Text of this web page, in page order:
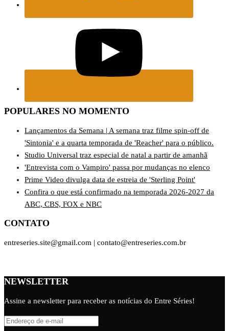
POPULARES NO MOMENTO
Lançamentos da Semana | A semana traz filme spin-off de
'Sintonia' e a quarta temporada de 'Reacher' para o público.
Studio Universal traz especial de natal a partir de amanhã
'Entrevista com o Vampiro' passa por mudanças no elenco
Prime Video divulga data de estreia de 'Sterling Point'
Confira o que está confirmado na temporada 2026-2027 da
ABC, CBS, FOX e NBC
CONTATO
entreseries.site@gmail.com | contato@entreseries.com.br
NEWSLETTER
Assine a newsletter para receber as notícias do Entre Séries!
Endereço